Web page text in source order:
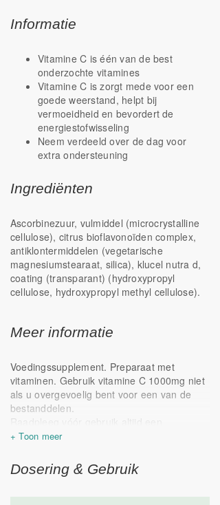
Informatie
Vitamine C is één van de best
onderzochte vitamines
Vitamine C is zorgt mede voor een
goede weerstand, helpt bij
vermoeidheid en bevordert de
energiestofwisseling
Neem verdeeld over de dag voor
extra ondersteuning
Ingrediënten
Ascorbinezuur, vulmiddel (microcrystalline
cellulose), citrus bioflavonoïden complex,
antiklontermiddelen (vegetarische
magnesiumstearaat, silica), klucel nutra d,
coating (transparant) (hydroxypropyl
cellulose, hydroxypropyl methyl cellulose).
Meer informatie
Voedingssupplement. Preparaat met
vitaminen. Gebruik vitamine C 1000mg niet
als u overgevoelig bent voor een van de
bestanddelen.
Raadpleeg vóór gebruik altijd een
deskundige in geval van zwangerschap,
gevarieerde, evenwichtige voeding en een
gezonde levensstijl zijn belangrijk.
Dosering & Gebruik